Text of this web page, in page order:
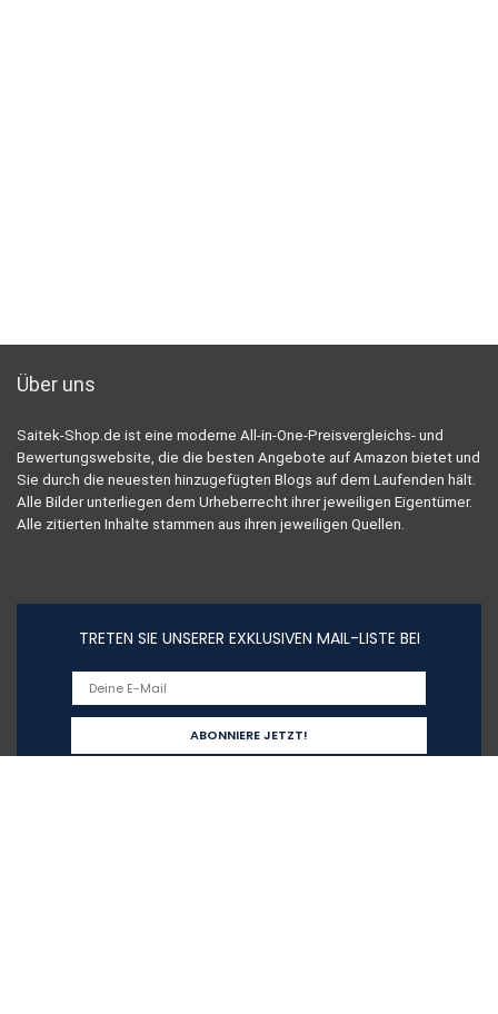
Über uns
Saitek-Shop.de ist eine moderne All-in-One-Preisvergleichs- und
Bewertungswebsite, die die besten Angebote auf Amazon bietet und
Sie durch die neuesten hinzugefügten Blogs auf dem Laufenden hält.
Alle Bilder unterliegen dem Urheberrecht ihrer jeweiligen Eigentümer.
Alle zitierten Inhalte stammen aus ihren jeweiligen Quellen.
TRETEN SIE UNSERER EXKLUSIVEN MAIL-LISTE BEI